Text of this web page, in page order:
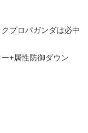
プロパガンダは必中
+属性防御ダウン